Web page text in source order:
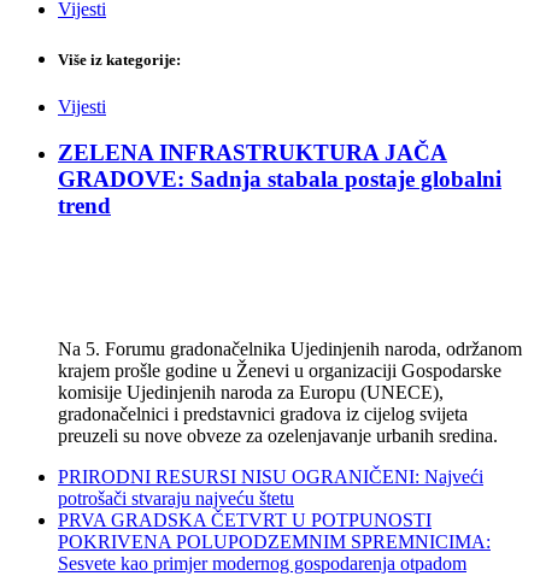
Vijesti
Više iz kategorije:
Vijesti
ZELENA INFRASTRUKTURA JAČA
GRADOVE: Sadnja stabala postaje globalni
trend
Na 5. Forumu gradonačelnika Ujedinjenih naroda, održanom
krajem prošle godine u Ženevi u organizaciji Gospodarske
komisije Ujedinjenih naroda za Europu (UNECE),
gradonačelnici i predstavnici gradova iz cijelog svijeta
preuzeli su nove obveze za ozelenjavanje urbanih sredina.
PRIRODNI RESURSI NISU OGRANIČENI: Najveći
potrošači stvaraju najveću štetu
PRVA GRADSKA ČETVRT U POTPUNOSTI
POKRIVENA POLUPODZEMNIM SPREMNICIMA:
Sesvete kao primjer modernog gospodarenja otpadom